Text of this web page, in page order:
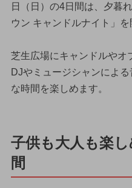
日（日）の4日間は、夕暮
ウン キャンドルナイト」を
芝生広場にキャンドルやオ
DJやミュージシャンによ
な時間を楽しめます。
子供も大人も楽
間